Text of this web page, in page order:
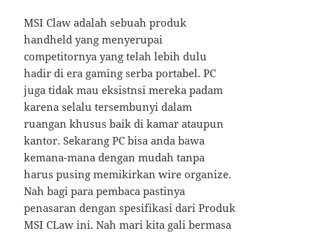
MSI Claw adalah sebuah produk
handheld yang menyerupai
competitornya yang telah lebih dulu
hadir di era gaming serba portabel. PC
juga tidak mau eksistnsi mereka padam
karena selalu tersembunyi dalam
ruangan khusus baik di kamar ataupun
kantor. Sekarang PC bisa anda bawa
kemana-mana dengan mudah tanpa
harus pusing memikirkan wire organize.
Nah bagi para pembaca pastinya
penasaran dengan spesifikasi dari Produk
MSI CLaw ini. Nah mari kita gali bermasa